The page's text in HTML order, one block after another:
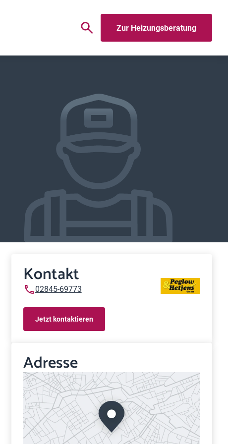
Zur Heizungsberatung
Kontakt
02845-69773
Jetzt kontaktieren
Adresse